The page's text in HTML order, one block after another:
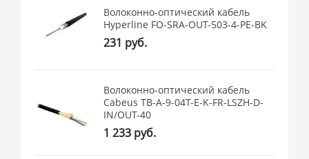
Волоконно-оптический кабель
Hyperline FO-SRA-OUT-503-4-PE-BK
231 руб.
Волоконно-оптический кабель
Cabeus TB-A-9-04T-E-K-FR-LSZH-D-
IN/OUT-40
1 233 руб.